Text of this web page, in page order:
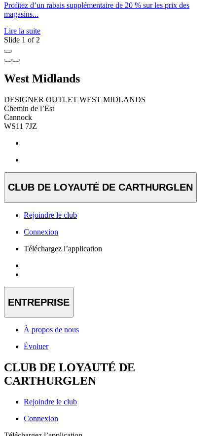
Profitez d’un rabais supplémentaire de 20 % sur les prix des
magasins...
Lire la suite
Slide 1 of 2
West Midlands
DESIGNER OUTLET WEST MIDLANDS
Chemin de l’Est
Cannock
WS11 7JZ
CLUB DE LOYAUTÉ DE CARTHURGLEN
Rejoindre le club
Connexion
Téléchargez l’application
ENTREPRISE
À propos de nous
Évoluer
CLUB DE LOYAUTÉ DE
CARTHURGLEN
Rejoindre le club
Connexion